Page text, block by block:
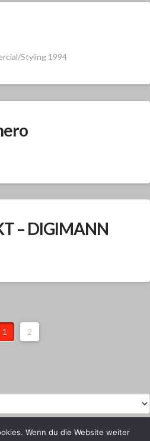
Styling 1994
– DIGIMANN
1 2
Wenn du die Website weiter